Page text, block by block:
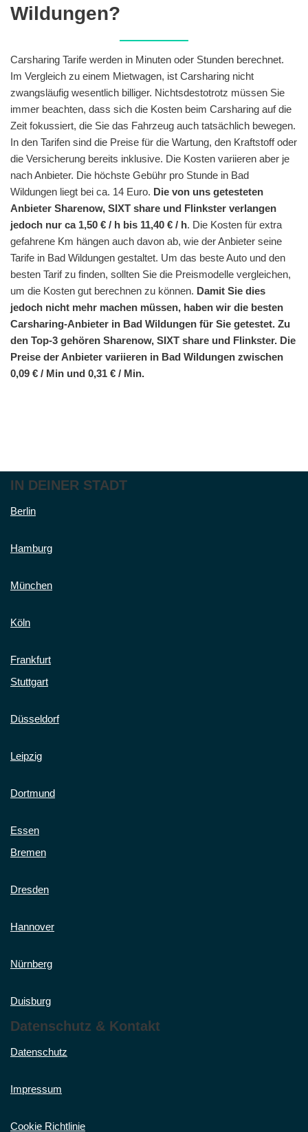
Wildungen?
Carsharing Tarife werden in Minuten oder Stunden berechnet.
Im Vergleich zu einem Mietwagen, ist Carsharing nicht
zwangsläufig wesentlich billiger. Nichtsdestotrotz müssen Sie
immer beachten, dass sich die Kosten beim Carsharing auf die
Zeit fokussiert, die Sie das Fahrzeug auch tatsächlich bewegen.
In den Tarifen sind die Preise für die Wartung, den Kraftstoff oder
die Versicherung bereits inklusive. Die Kosten variieren aber je
nach Anbieter. Die höchste Gebühr pro Stunde in Bad
Wildungen liegt bei ca. 14 Euro. Die von uns getesteten
Anbieter Sharenow, SIXT share und Flinkster verlangen
jedoch nur ca 1,50 € / h bis 11,40 € / h. Die Kosten für extra
gefahrene Km hängen auch davon ab, wie der Anbieter seine
Tarife in Bad Wildungen gestaltet. Um das beste Auto und den
besten Tarif zu finden, sollten Sie die Preismodelle vergleichen,
um die Kosten gut berechnen zu können. Damit Sie dies
jedoch nicht mehr machen müssen, haben wir die besten
Carsharing-Anbieter in Bad Wildungen für Sie getestet. Zu
den Top-3 gehören Sharenow, SIXT share und Flinkster. Die
Preise der Anbieter variieren in Bad Wildungen zwischen
0,09 € / Min und 0,31 € / Min.
IN DEINER STADT
Berlin
Hamburg
München
Köln
Frankfurt
Stuttgart
Düsseldorf
Leipzig
Dortmund
Essen
Bremen
Dresden
Hannover
Nürnberg
Duisburg
Datenschutz & Kontakt
Datenschutz
Impressum
Cookie Richtlinie